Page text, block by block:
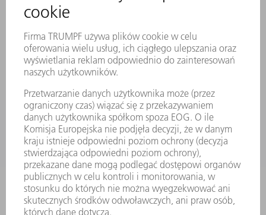
SERWIS ONLINE
KONTAKT
LOKALIZACJE
WYDARZENIA I TERMINY
SUBSKRYPCJA NEWSLETTERA
MYTRUMPF
KARTY BEZPIECZEŃSTWA
PRODUKTY
MASZYNY & SYSTEMY
LASER
ENERGOELEKTRONIKA
ELEKTRONARZĘDZIA
SMART FACTORY
OPROGRAMOWANIE
USŁUGI SERWISOWE
ZASTOSOWANIA
BRANŻE
FIRMA